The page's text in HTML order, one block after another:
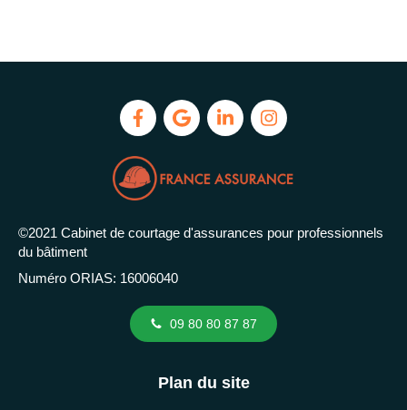
©2021 Cabinet de courtage d'assurances pour professionnels
du bâtiment
Numéro ORIAS: 16006040
09 80 80 87 87
Plan du site